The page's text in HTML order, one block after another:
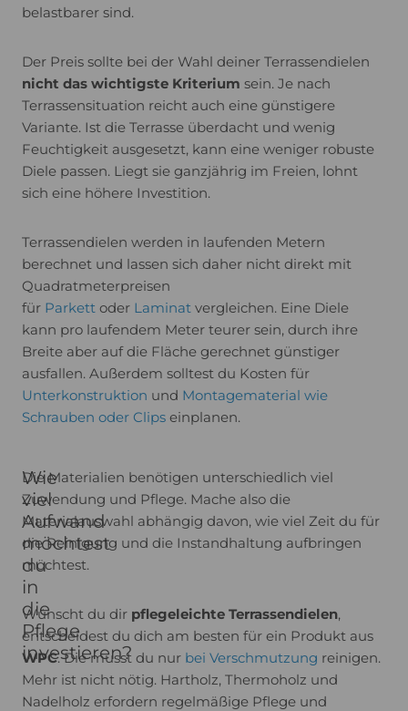
belastbarer sind.
Der Preis sollte bei der Wahl deiner Terrassendielen
nicht das wichtigste Kriterium sein. Je nach
Terrassensituation reicht auch eine günstigere
Variante. Ist die Terrasse überdacht und wenig
Feuchtigkeit ausgesetzt, kann eine weniger robuste
Diele passen. Liegt sie ganzjährig im Freien, lohnt
sich eine höhere Investition.
Terrassendielen werden in laufenden Metern
berechnet und lassen sich daher nicht direkt mit
Quadratmeterpreisen
für Parkett oder Laminat vergleichen. Eine Diele
kann pro laufendem Meter teurer sein, durch ihre
Breite aber auf die Fläche gerechnet günstiger
ausfallen. Außerdem solltest du Kosten für
Unterkonstruktion und Montagematerial wie
Schrauben oder Clips einplanen.
Wie
viel
Aufwand
möchtest
du
in
die
Pflege
investieren?
Die Materialien benötigen unterschiedlich viel
Zuwendung und Pflege. Mache also die
Materialauswahl abhängig davon, wie viel Zeit du für
die Reinigung und die Instandhaltung aufbringen
möchtest.
Wünscht du dir pflegeleichte Terrassendielen,
entscheidest du dich am besten für ein Produkt aus
WPC. Die musst du nur bei Verschmutzung reinigen.
Mehr ist nicht nötig. Hartholz, Thermoholz und
Nadelholz erfordern regelmäßige Pflege und